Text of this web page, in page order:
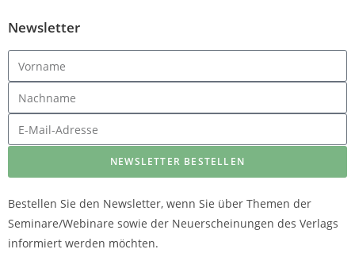
Newsletter
NEWSLETTER BESTELLEN
Bestellen Sie den Newsletter, wenn Sie über Themen der
Seminare/Webinare sowie der Neuerscheinungen des Verlags
informiert werden möchten.